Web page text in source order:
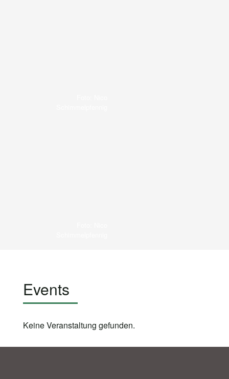
Events
Keine Veranstaltung gefunden.